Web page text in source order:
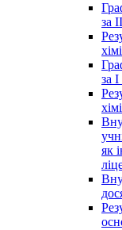
за
за
як